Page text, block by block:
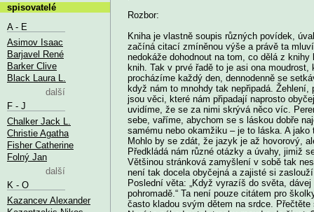
Rozbor:
Kniha je vlastně soupis různých povídek,
začíná citací zmíněnou výše a právě ta
nedokáže dohodnout na tom, co dělá z
knih. Tak v prvé řadě to je asi ona
procházíme každý den, dennodenně se
když nám to mnohdy tak nepřipadá.
jsou věci, které nám připadají naprosto
uvidíme, že se za nimi skrývá něco víc.
sebe, vaříme, abychom se s láskou dobře
samému nebo okamžiku – je to láska. A
Mohlo by se zdát, že jazyk je až hovorový,
Předkládá nám různé otázky a úvahy, jimiž
Většinou stránková zamyšlení v sobě tak
není tak docela obyčejná a zajisté si
Poslední věta: „Když vyrazíš do světa,
pohromadě.“ Ta není pouze citátem pro
často kladou svým dětem na srdce.
spisovatelé
A - E
Asimov Isaac
Barjavel René
Barker Clive
Black Laura L.
další
F - J
Chalker Jack L.
Christie Agatha
Fisher Catherine
Folný Jan
další
K - O
Kazancev Alexander